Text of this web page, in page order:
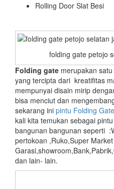
Rolling Door Slat Besi
folding gate petojo
Folding gate merupakan
yang tercipta dari kreatifitas
mempunyai disain mirip
bisa menciut dan
sekarang ini pintu Folding Gate
kali kita temukan sebagai
bangunan bangunan seperti
pertokoan ,Ruko,Super Market
dan lain- lain.